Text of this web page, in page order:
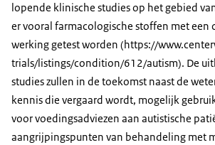
lopende klinische studies op het gebied
er vooral farmacologische stoffen met een
werking getest worden (https://
trials/listings/condition/612/autism). De
studies zullen in de toekomst naast de
kennis die vergaard wordt, mogelijk
voor voedingsadviezen aan autistische
aangrijpingspunten van behandeling met